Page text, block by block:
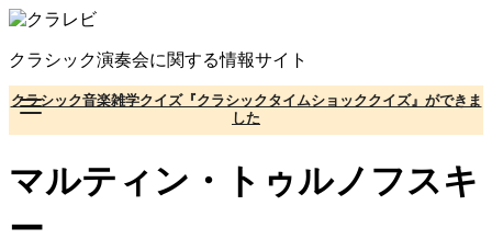
コ
テ
ン
ツ
へ
動
クラシック演奏会に関する情報サイト
クラシック音楽雑学クイズ『クラシックタイムショッククイズ』ができま
した
マルティン・トゥルノフスキ
ー